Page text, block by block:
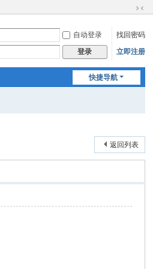
换
到
窄
自动登录
找回密码
登录 立即注册
快捷导航
返回列表